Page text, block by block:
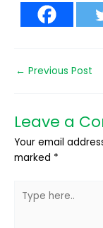
← Previous Post
Leave a
Your email
marked *
here..